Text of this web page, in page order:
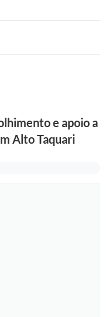
e apoio a
Alto Taquari